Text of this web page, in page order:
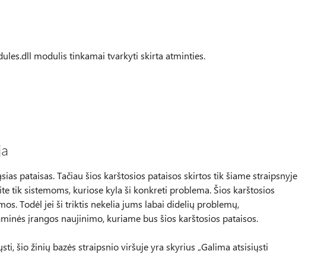
modulis tinkamai tvarkyti skirta atminties.
pataisas. Tačiau šios karštosios pataisos skirtos tik šiame straipsnyje
tik sistemoms, kuriose kyla ši konkreti problema. Šios karštosios
Todėl jei ši triktis nekelia jums labai didelių problemų,
įrangos naujinimo, kuriame bus šios karštosios pataisos.
šio žinių bazės straipsnio viršuje yra skyrius „Galima atsisiųsti